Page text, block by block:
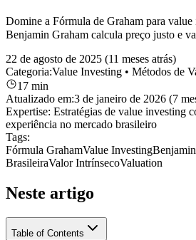
Domine a Fórmula de Graham para
Benjamin Graham calcula preço justo e
22 de agosto de 2025 (11 meses atrás)
Categoria:Value Investing • Métodos de
17 min
Atualizado em:3 de janeiro de 2026 (7
Expertise: Estratégias de value investing
experiência no mercado brasileiro
Tags:
Fórmula GrahamValue Investing
BrasileiraValor IntrínsecoValuation
Neste artigo
Table of Contents